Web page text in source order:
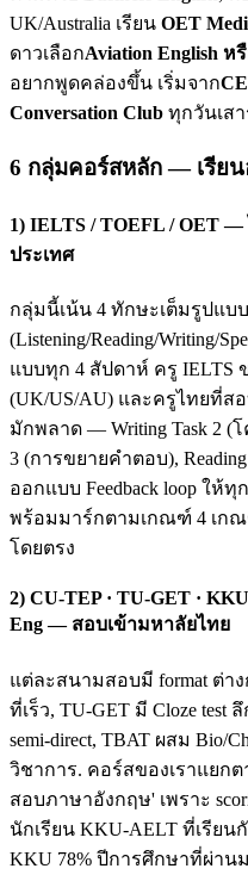
UK/Australia เรียน OET
ดาวเลือกAviation English ห
อยากพูดคล่องขึ้น เริ่มจาก
Conversation Club ทุกวันเสา
6 กลุ่มคอร์สหลัก — เรียน
1) IELTS / TOEFL / OET
ประเทศ
กลุ่มนี้เน้น 4 ทักษะเต็มรูปแบบ
(Listening/Reading/Writing/
แบบทุก 4 สัปดาห์ ครู IELTS
(UK/US/AU) และครูไทยที่สอ
มักพลาด — Writing Task 2 (โ
3 (การขยายคำตอบ),
ออกแบบ Feedback loop ให้
พร้อมมาร์กตามเกณฑ์ 4 เกณ
โดยตรง
2) CU-TEP · TU-GET ·
Eng — สอบเข้ามหาลัยไทย
แต่ละสนามสอบมี format ต่า
ที่เร็ว, TU-GET มี Cloze test
semi-direct, TBAT ผสม Bio/
วิชาการ. คอร์สของเราแยก
สอบภาษาอังกฤษ' เพราะ
นักเรียน KKU-AELT ที่เรีย
KKU 78% ปีการศึกษาที่ผ่าน